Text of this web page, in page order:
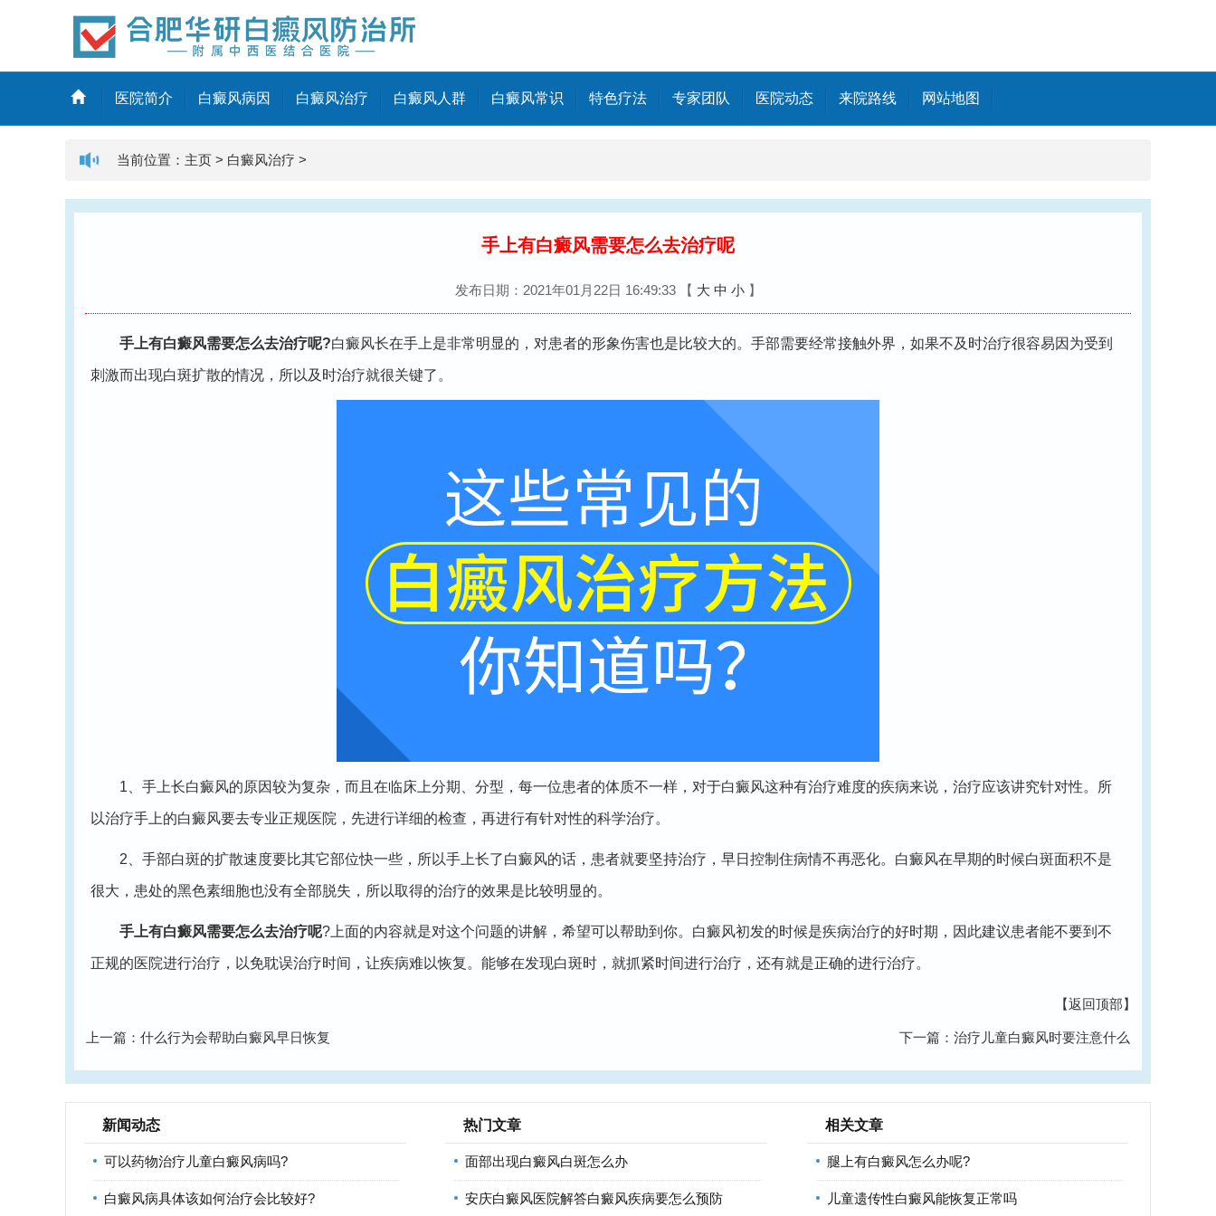
医院简介 白癜风病因 白癜风治疗 白癜风人群 白癜风常识 特色疗法 专家团队 医院动态 来院路线 网站地图
当前位置： 主页 > 白癜风治疗 >
手上有白癜风需要怎么去治疗呢
发布日期：2021年01月22日 16:49:33 【 大 中 小】
手上有白癜风需要怎么去治疗呢?白癜风长在手上是非常明显的，对患者的形象伤害也是比较大的。手部需要经常接触外界，如果不及时治疗很容易因为受到
刺激而出现白斑扩散的情况，所以及时治疗就很关键了。
1、手上长白癜风的原因较为复杂，而且在临床上分期、分型，每一位患者的体质不一样，对于白癜风这种有治疗难度的疾病来说，治疗应该讲究针对性。所
以治疗手上的白癜风要去专业正规医院，先进行详细的检查，再进行有针对性的科学治疗。
2、手部白斑的扩散速度要比其它部位快一些，所以手上长了白癜风的话，患者就要坚持治疗，早日控制住病情不再恶化。白癜风在早期的时候白斑面积不是
很大，患处的黑色素细胞也没有全部脱失，所以取得的治疗的效果是比较明显的。
手上有白癜风需要怎么去治疗呢?上面的内容就是对这个问题的讲解，希望可以帮助到你。白癜风初发的时候是疾病治疗的好时期，因此建议患者能不要到不
正规的医院进行治疗，以免耽误治疗时间，让疾病难以恢复。能够在发现白斑时，就抓紧时间进行治疗，还有就是正确的进行治疗。
【返回顶部】
上一篇： 什么行为会帮助白癜风早日恢复 下一篇： 治疗儿童白癜风时要注意什么
新闻动态
可以药物治疗儿童白癜风病吗?
白癜风病具体该如何治疗会比较好?
热门文章
面部出现白癜风白斑怎么办
安庆白癜风医院解答白癜风疾病要怎么预防
相关文章
腿上有白癜风怎么办呢?
儿童遗传性白癜风能恢复正常吗